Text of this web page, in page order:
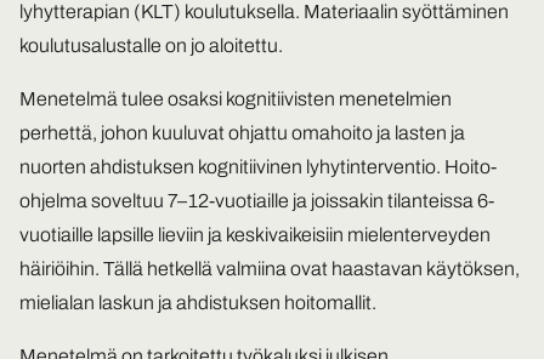
lyhytterapian (KLT) koulutuksella. Materiaalin syöttäminen
koulutusalustalle on jo aloitettu.
Menetelmä tulee osaksi kognitiivisten menetelmien
perhettä, johon kuuluvat ohjattu omahoito ja lasten ja
nuorten ahdistuksen kognitiivinen lyhytinterventio. Hoito-
ohjelma soveltuu 7–12-vuotiaille ja joissakin tilanteissa 6-
vuotiaille lapsille lieviin ja keskivaikeisiin mielenterveyden
häiriöihin. Tällä hetkellä valmiina ovat haastavan käytöksen,
mielialan laskun ja ahdistuksen hoitomallit.